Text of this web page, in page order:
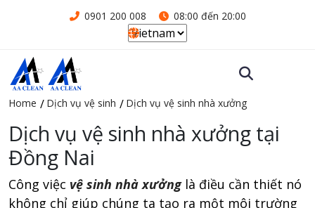
0901 200 008 08:00 đến 20:00
Home Dịch vụ vệ sinh Dịch vụ vệ sinh nhà xưởng
Dịch vụ vệ sinh nhà xưởng tại
Đồng Nai
Công việc vệ sinh nhà xưởnglà điều cần thiết nó
không chỉ giúp chúng ta tạo ra một môi trường